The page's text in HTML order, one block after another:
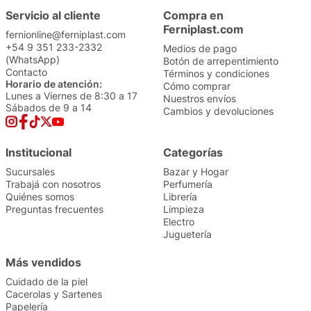
Servicio al cliente
fernionline@ferniplast.com
+54 9 351 233-2332
(WhatsApp)
Contacto
Horario de atención:
Lunes a Viernes de 8:30 a 17
Sábados de 9 a 14
Compra en
Ferniplast.com
Medios de pago
Botón de arrepentimiento
Términos y condiciones
Cómo comprar
Nuestros envíos
Cambios y devoluciones
Institucional
Sucursales
Trabajá con nosotros
Quiénes somos
Preguntas frecuentes
Categorías
Bazar y Hogar
Perfumería
Librería
Limpieza
Electro
Juguetería
Más vendidos
Cuidado de la piel
Cacerolas y Sartenes
Papelería